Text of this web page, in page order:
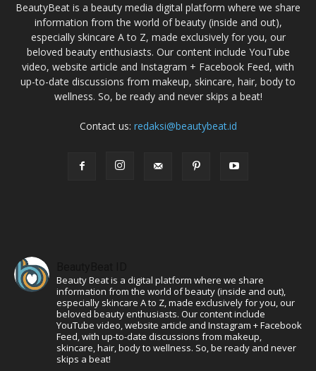
BeautyBeat is a beauty media digital platform where we share
information from the world of beauty (inside and out),
especially skincare A to Z, made exclusively for you, our
beloved beauty enthusiasts. Our content include YouTube
video, website article and Instagram + Facebook Feed, with
up-to-date discussions from makeup, skincare, hair, body to
wellness. So, be ready and never skips a beat!
Contact us: redaksi@beautybeat.id
Beauty Beat is a digital platform where we share
information from the world of beauty (inside and out),
especially skincare A to Z, made exclusively for you, our
beloved beauty enthusiasts. Our content include
YouTube video, website article and Instagram + Facebook
Feed, with up-to-date discussions from makeup,
skincare, hair, body to wellness. So, be ready and never
skips a beat!